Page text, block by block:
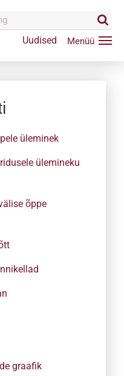
Uudised
üleminek
ülemineku
õppe
graafik